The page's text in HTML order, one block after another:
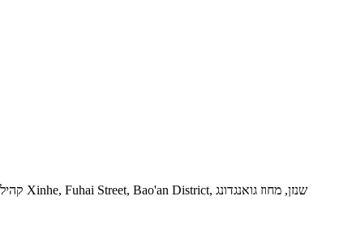
הוסף: קומה 3, מס' 16, אזור התעשייה Tongfuyu, קהילת Xinhe, Fuhai Street, Bao'an District, שנזן, מחוז גואנגדונג